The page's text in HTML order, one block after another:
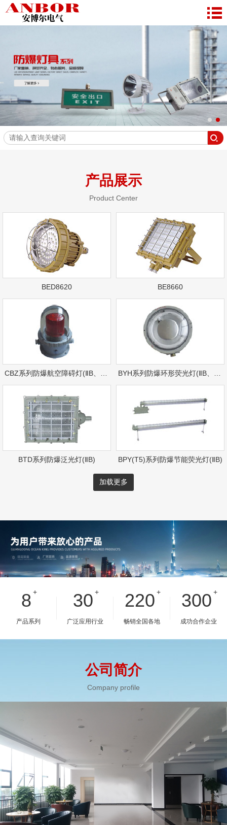
产品展示
Product Center
BED8620 BE8660
BTD系列防爆泛光灯(ⅡB) BPY(T5)系列防爆节能荧光灯(ⅡB)
加载更多
8 +
产品系列
30 +
广泛应用行业
220 +
畅销全国各地
300 +
成功合作企业
公司简介
Company profile